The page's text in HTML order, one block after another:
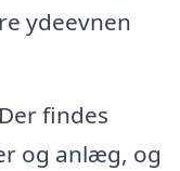
ydeevnen
Der findes
og anlæg, og